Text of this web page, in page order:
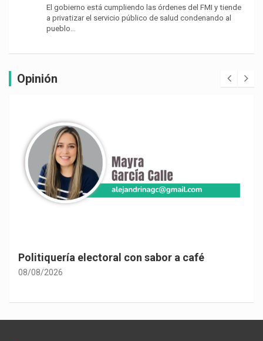
El gobierno está cumpliendo las órdenes del FMI y tiende
a privatizar el servicio público de salud condenando al
pueblo…
Opinión
electoral con sabor a café
2026